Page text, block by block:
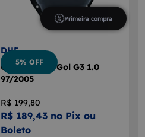
Primeira compra
DHF
Cárter Motor Gol G3 1.0
97/2005
R$ 199,80
R$ 189,43 no Pix ou
Boleto
5% OFF